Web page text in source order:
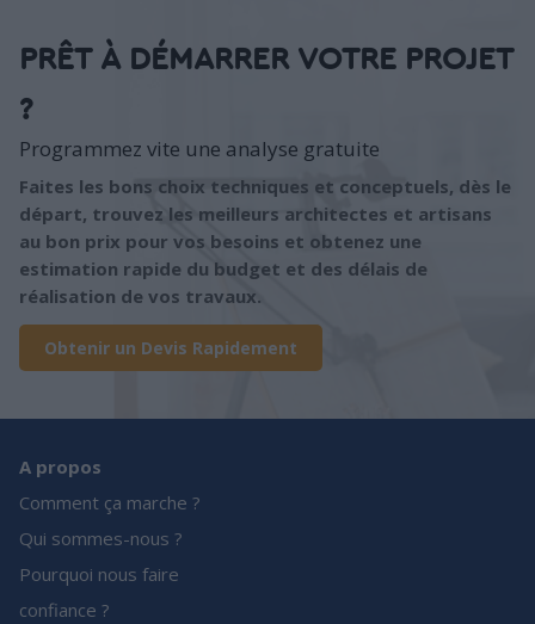
PRÊT À DÉMARRER VOTRE PROJET
?
Programmez vite une analyse gratuite
Faites les bons choix techniques et conceptuels, dès le
départ, trouvez les meilleurs architectes et artisans
au bon prix pour vos besoins et obtenez une
estimation rapide du budget et des délais de
réalisation de vos travaux.
Obtenir un Devis Rapidement
A propos
Comment ça marche ?
Qui sommes-nous ?
Pourquoi nous faire
confiance ?